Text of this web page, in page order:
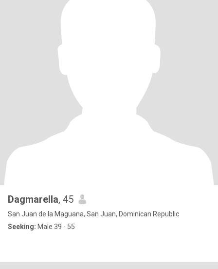
Dagmarella, 45
San Juan de la Maguana, San Juan, Dominican Republic
Seeking: Male 39 - 55